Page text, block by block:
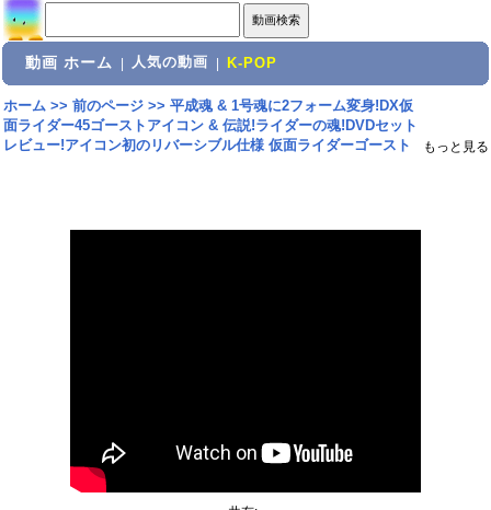
動画 ホーム 人気の動画 K-POP
ホーム>> 前のページ>> 平成魂 & 1号魂に2フォーム変身!DX仮
面ライダー45ゴーストアイコン & 伝説!ライダーの魂!DVDセット
レビュー!アイコン初のリバーシブル仕様 仮面ライダーゴースト
もっと見る